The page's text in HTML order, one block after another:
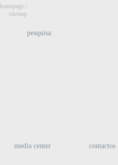
pesquisa:
media center contactos
homepage /
sitemap